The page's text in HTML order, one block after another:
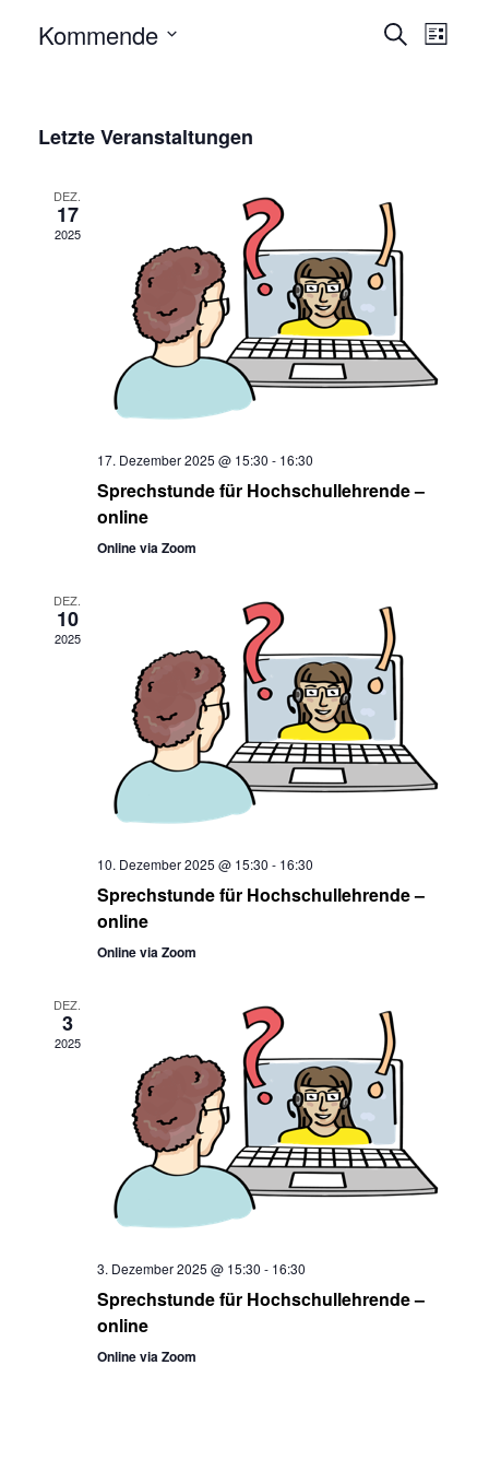
Suche
Liste
Kommende
Datum
Letzte Veranstaltungen
DEZ.
17
2025
17. Dezember 2025 @ 15:30 - 16:30
Sprechstunde für Hochschullehrende –
online
Online via Zoom
DEZ.
10
2025
10. Dezember 2025 @ 15:30 - 16:30
Sprechstunde für Hochschullehrende –
online
Online via Zoom
DEZ.
3
2025
3. Dezember 2025 @ 15:30 - 16:30
Sprechstunde für Hochschullehrende –
online
Online via Zoom